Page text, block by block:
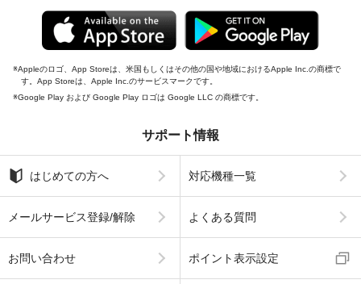
Appleのロゴ、App Storeは、米国もしくはその他の国や地域におけるApple Inc.の商標で
す。App Storeは、Apple Inc.のサービスマークです。
Google Play および Google Play ロゴは Google LLC の商標です。
サポート情報
はじめての方へ 対応機種一覧
メールサービス登録/解除 よくある質問
お問い合わせ ポイント表示設定